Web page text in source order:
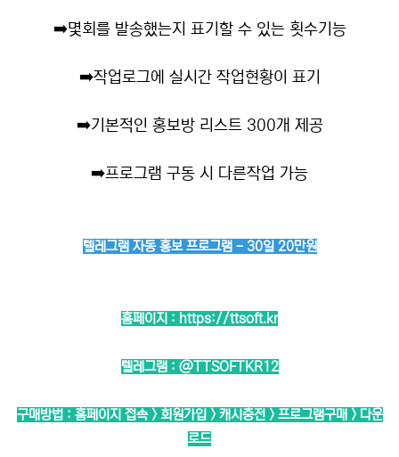
➡️몇회를 발송했는지 표기할 수 있는 횟수기능
➡️작업로그에 실시간 작업현황이 표기
➡️기본적인 홍보방 리스트 300개 제공
➡️프로그램 구동 시 다른작업 가능
텔레그램 자동 홍보 프로그램 - 30일 20만원
홈페이지 : https://ttsoft.kr
텔레그램 : @TTSOFTKR12
구매방법 : 홈페이지 접속 > 회원가입 > 캐시충전 > 프로그램구매 > 다운
로드